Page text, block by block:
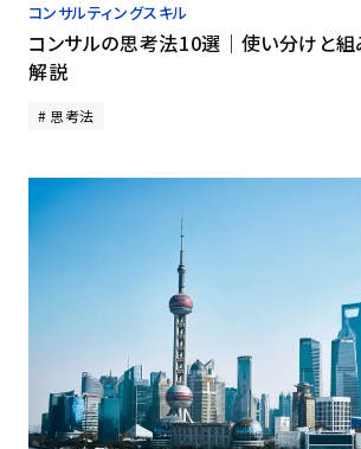
コンサルティングスキル
コンサルの思考法10選｜使い分けと
解説
思考法